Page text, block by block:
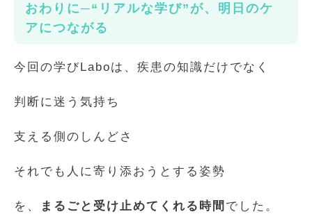
おわりに─“リアルな学び”が、明日のケ
アにつながる
今回の学びLaboは、疾患の知識だけでなく
判断に迷う気持ち
支える側のしんどさ
それでも人に寄り添おうとする姿勢
を、 まるごと受け止めてくれる時間 でした。